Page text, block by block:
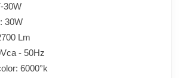
30W
30W
Lm
- 50Hz
6000°k